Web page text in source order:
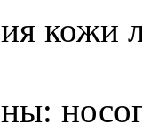
кожи